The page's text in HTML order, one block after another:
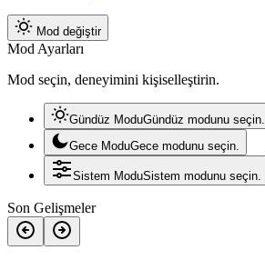
Mod değiştir
Mod Ayarları
Mod seçin, deneyimini kişiselleştirin.
Gündüz ModuGündüz modunu seçin.
Gece ModuGece modunu seçin.
Sistem ModuSistem modunu seçin.
Son Gelişmeler